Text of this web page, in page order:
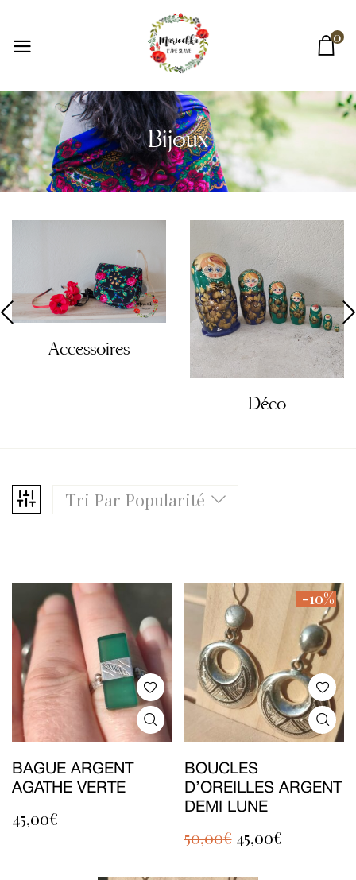
0
Bijoux
Accessoires
Déco
Tri Par Popularité
BAGUE ARGENT
AGATHE VERTE
45,00€
-10%
BOUCLES
D’OREILLES ARGENT
DEMI LUNE
50,00€ 45,00€